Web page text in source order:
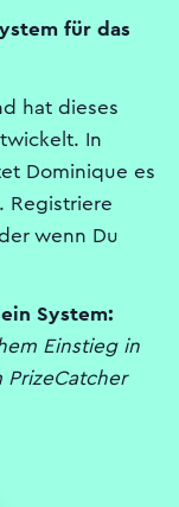
für das
hat dieses
In
Dominique es
Registriere
wenn Du
System:
Einstieg in